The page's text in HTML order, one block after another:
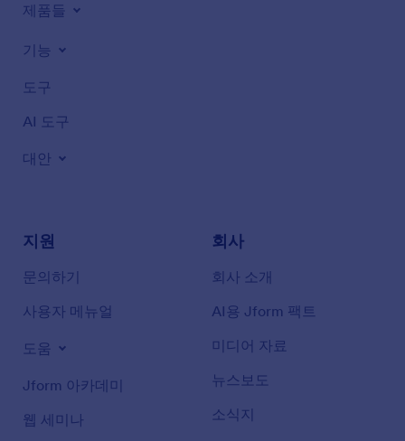
제품들
기능
도구
AI 도구
대안
지원
문의하기
사용자 메뉴얼
도움
Jform 아카데미
웹 세미나
회사
회사 소개
AI용 Jform 팩트
미디어 자료
뉴스보도
소식지